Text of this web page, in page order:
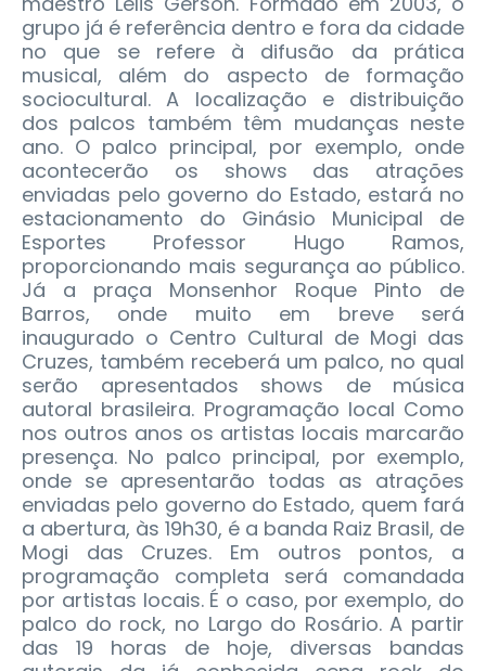
grupo já é referência dentro e fora da cidade
no que se refere à difusão da prática
musical, além do aspecto de formação
sociocultural. A localização e distribuição
dos palcos também têm mudanças neste
ano. O palco principal, por exemplo, onde
acontecerão os shows das atrações
enviadas pelo governo do Estado, estará no
estacionamento do Ginásio Municipal de
Esportes Professor Hugo Ramos,
proporcionando mais segurança ao público.
Já a praça Monsenhor Roque Pinto de
Barros, onde muito em breve será
inaugurado o Centro Cultural de Mogi das
Cruzes, também receberá um palco, no qual
serão apresentados shows de música
autoral brasileira. Programação local Como
nos outros anos os artistas locais marcarão
presença. No palco principal, por exemplo,
onde se apresentarão todas as atrações
enviadas pelo governo do Estado, quem fará
a abertura, às 19h30, é a banda Raiz Brasil, de
Mogi das Cruzes. Em outros pontos, a
programação completa será comandada
por artistas locais. É o caso, por exemplo, do
palco do rock, no Largo do Rosário. A partir
das 19 horas de hoje, diversas bandas